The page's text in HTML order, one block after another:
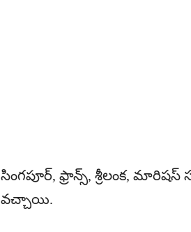
సింగపూర్, ఫ్రాన్స్, శ్రీలంక,
వచ్చాయి.